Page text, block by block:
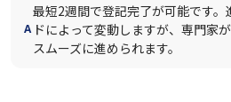
A
最短2週間で登記完了が可能です
ドによって変動しますが、専門家
スムーズに進められます。